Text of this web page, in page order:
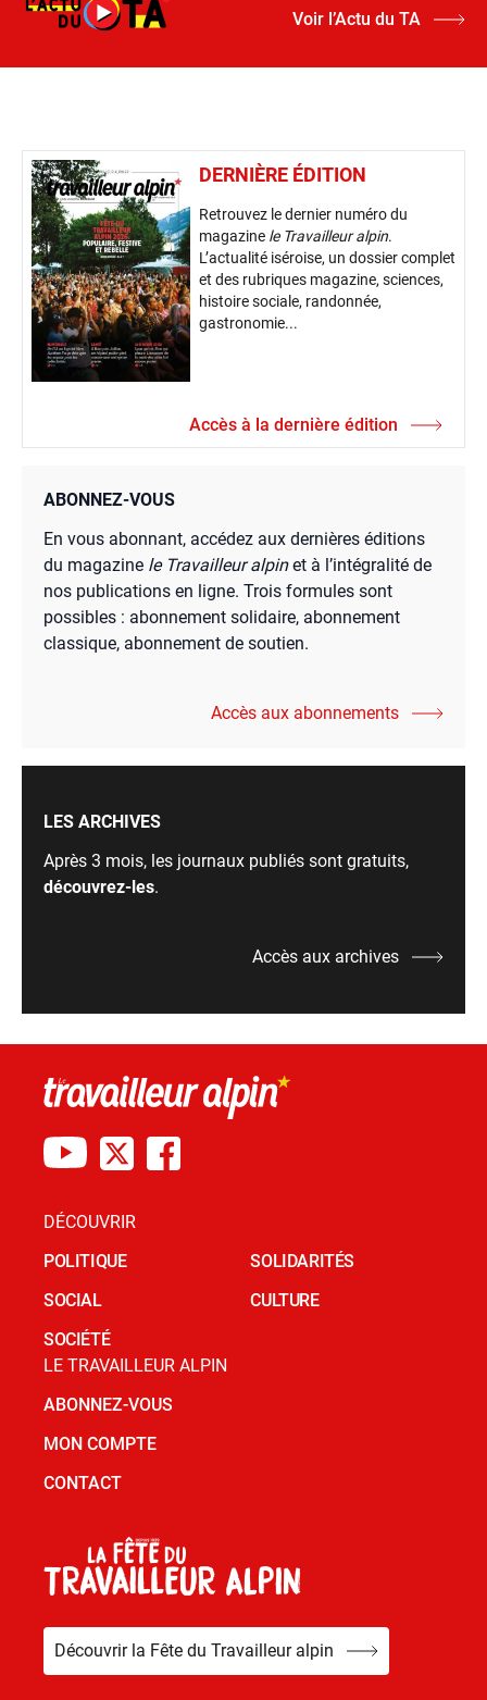
Voir l’Actu du TA
DERNIÈRE ÉDITION
Retrouvez le dernier numéro du
magazine le Travailleur alpin.
L’actualité iséroise, un dossier complet
et des rubriques magazine, sciences,
histoire sociale, randonnée,
gastronomie...
Accès à la dernière édition
ABONNEZ-VOUS
En vous abonnant, accédez aux dernières éditions
du magazine le Travailleur alpinet à l’intégralité de
nos publications en ligne. Trois formules sont
possibles : abonnement solidaire, abonnement
classique, abonnement de soutien.
Accès aux abonnements
LES ARCHIVES
Après 3 mois, les journaux publiés sont gratuits,
découvrez-les.
Accès aux archives
DÉCOUVRIR
POLITIQUE
SOCIAL
SOCIÉTÉ
SOLIDARITÉS
CULTURE
LE TRAVAILLEUR ALPIN
ABONNEZ-VOUS
MON COMPTE
CONTACT
Découvrir la Fête du Travailleur alpin